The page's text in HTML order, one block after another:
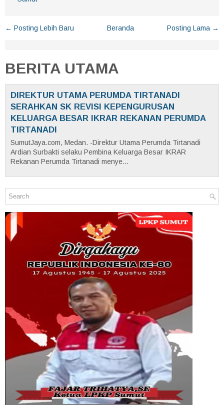
← Posting Lebih Baru Posting Lama →
Beranda
BERITA UTAMA
DIREKTUR UTAMA PERUMDA TIRTANADI
SERAHKAN SK REVISI KEPENGURUSAN
KELUARGA BESAR IKRAR REKANAN PERUMDA
TIRTANADI
SumutJaya.com, Medan. -Direktur Utama Perumda Tirtanadi
Ardian Surbakti selaku Pembina Keluarga Besar IKRAR
Rekanan Perumda Tirtanadi menye...